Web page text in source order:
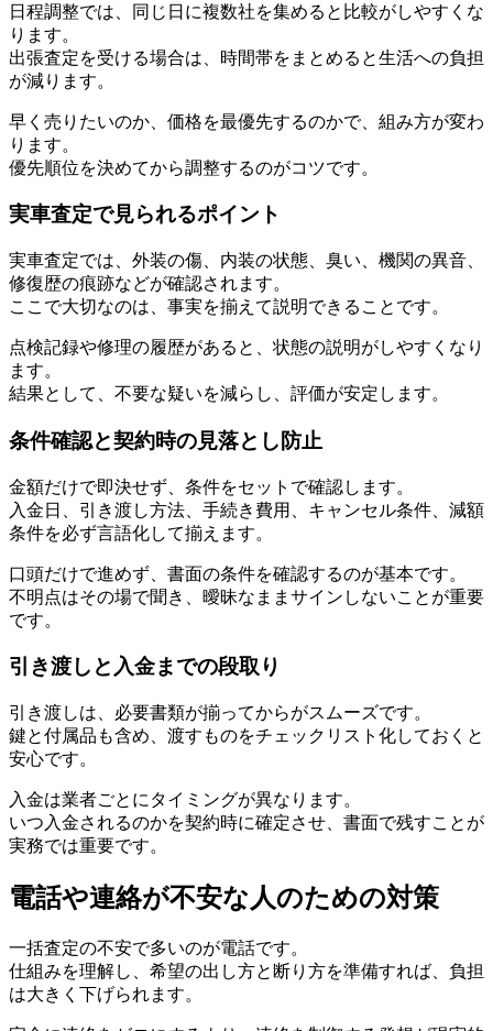
日程調整では、同じ日に複数社を集めると比較がしやすくな
ります。
出張査定を受ける場合は、時間帯をまとめると生活への負担
が減ります。
早く売りたいのか、価格を最優先するのかで、組み方が変わ
ります。
優先順位を決めてから調整するのがコツです。
実車査定で見られるポイント
実車査定では、外装の傷、内装の状態、臭い、機関の異音、
修復歴の痕跡などが確認されます。
ここで大切なのは、事実を揃えて説明できることです。
点検記録や修理の履歴があると、状態の説明がしやすくなり
ます。
結果として、不要な疑いを減らし、評価が安定します。
条件確認と契約時の見落とし防止
金額だけで即決せず、条件をセットで確認します。
入金日、引き渡し方法、手続き費用、キャンセル条件、減額
条件を必ず言語化して揃えます。
口頭だけで進めず、書面の条件を確認するのが基本です。
不明点はその場で聞き、曖昧なままサインしないことが重要
です。
引き渡しと入金までの段取り
引き渡しは、必要書類が揃ってからがスムーズです。
鍵と付属品も含め、渡すものをチェックリスト化しておくと
安心です。
入金は業者ごとにタイミングが異なります。
いつ入金されるのかを契約時に確定させ、書面で残すことが
実務では重要です。
電話や連絡が不安な人のための対策
一括査定の不安で多いのが電話です。
仕組みを理解し、希望の出し方と断り方を準備すれば、負担
は大きく下げられます。